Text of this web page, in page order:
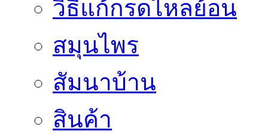
วิธีแก้กรดไหลย้อน
สมุนไพร
สัมนาบ้าน
สินค้า